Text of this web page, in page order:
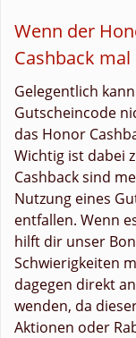
Wenn der
Cashback
Gelegentlich
Gutscheincode
das Honor
Wichtig ist dabei
Cashback sind
Nutzung eines
entfallen. Wenn
hilft dir unser
Schwierigkeiten
dagegen direkt
wenden, da
Aktionen oder